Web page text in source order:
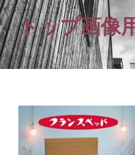
トップ画像